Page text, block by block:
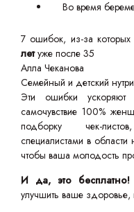
Во время
7 ошибок, из-за которых
летуже после 35
Алла Чеканова
Семейный и детский
Эти ошибки
самочувствие 100%
подборку чек-
специалистами в
чтобы ваша молодость
И да, это бесплатно!
улучшить ваше здоровье,